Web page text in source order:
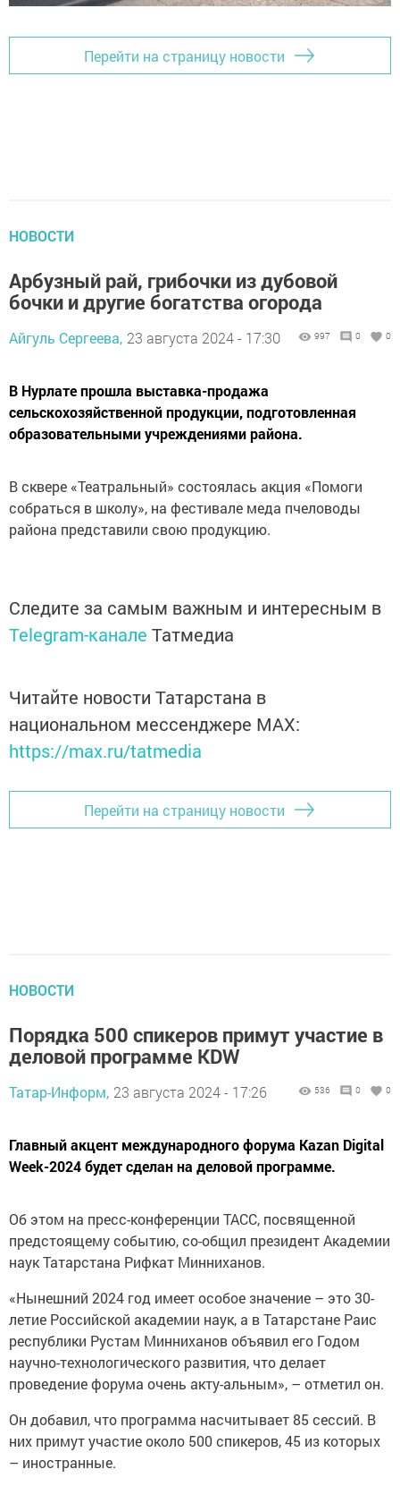
Перейти на страницу новости
НОВОСТИ
Арбузный рай, грибочки из дубовой
бочки и другие богатства огорода
Айгуль Сергеева, 23 августа 2024 - 17:30 997 0 0
В Нурлате прошла выставка-продажа
сельскохозяйственной продукции, подготовленная
образовательными учреждениями района.
В сквере «Театральный» состоялась акция «Помоги
собраться в школу», на фестивале меда пчеловоды
района представили свою продукцию.
Следите за самым важным и интересным в
Telegram-канале Татмедиа
Читайте новости Татарстана в
национальном мессенджере MАХ:
https://max.ru/tatmedia
Перейти на страницу новости
НОВОСТИ
Порядка 500 спикеров примут участие в
деловой программе KDW
Татар-Информ, 23 августа 2024 - 17:26 536 0 0
Главный акцент международного форума Kazan Digital
Week-2024 будет сделан на деловой программе.
Об этом на пресс-конференции ТАСС, посвященной
предстоящему событию, со-общил президент Академии
наук Татарстана Рифкат Минниханов.
«Нынешний 2024 год имеет особое значение – это 30-
летие Российской академии наук, а в Татарстане Раис
республики Рустам Минниханов объявил его Годом
научно-технологического развития, что делает
проведение форума очень акту-альным», – отметил он.
Он добавил, что программа насчитывает 85 сессий. В
них примут участие около 500 спикеров, 45 из которых
– иностранные.